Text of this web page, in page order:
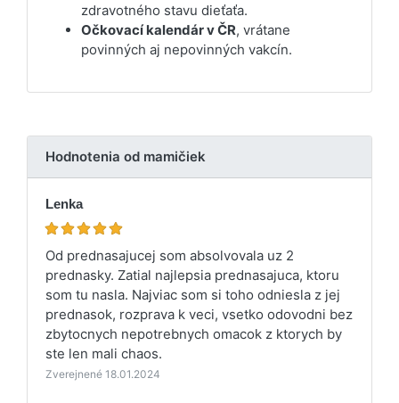
zdravotného stavu dieťaťa.
Očkovací kalendár v ČR, vrátane
povinných aj nepovinných vakcín.
Hodnotenia od mamičiek
Lenka
Od prednasajucej som absolvovala uz 2
prednasky. Zatial najlepsia prednasajuca, ktoru
som tu nasla. Najviac som si toho odniesla z jej
prednasok, rozprava k veci, vsetko odovodni bez
zbytocnych nepotrebnych omacok z ktorych by
ste len mali chaos.
Zverejnené 18.01.2024